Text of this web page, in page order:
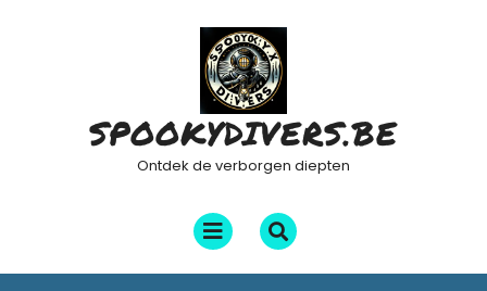
SPOOKYDIVERS.BE
Ontdek de verborgen diepten
Menu
openen